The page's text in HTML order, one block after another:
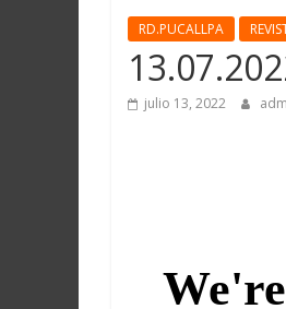
RD.PUCALLPA
julio 13, 2022